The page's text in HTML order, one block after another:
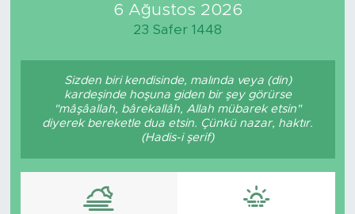
6 Ağustos 2026
23 Safer 1448
Sizden biri kendisinde, malında veya (din)
kardeşinde hoşuna giden bir şey görürse
"mâşâallah, bârekallâh, Allah mübarek etsin"
diyerek bereketle dua etsin. Çünkü nazar, haktır.
(Hadis-i şerif)